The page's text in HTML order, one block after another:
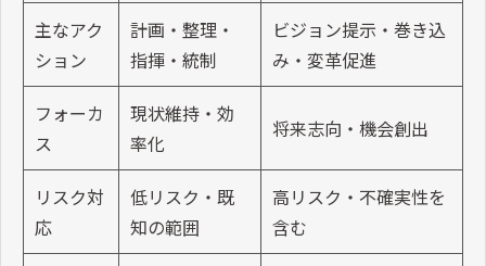
主なアク
ション
計画・整理・
指揮・統制
ビジョン提示・巻き込
み・変革促進
フォーカ
ス
現状維持・効
率化
将来志向・機会創出
リスク対
応
低リスク・既
知の範囲
高リスク・不確実性を
含む